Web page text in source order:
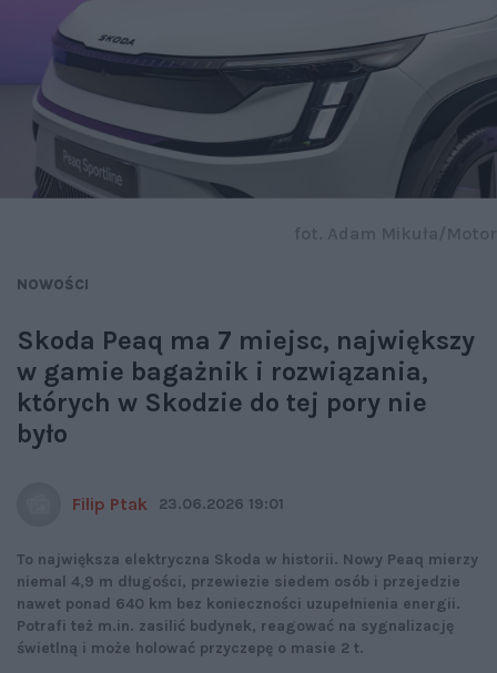
NOWOŚCI
Skoda Peaq ma 7 miejsc, największy
w gamie bagażnik i rozwiązania,
których w Skodzie do tej pory nie
było
Filip Ptak 23.06.2026 19:01
To największa elektryczna Skoda w historii. Nowy Peaq mierzy
niemal 4,9 m długości, przewiezie siedem osób i przejedzie
nawet ponad 640 km bez konieczności uzupełnienia energii.
Potrafi też m.in. zasilić budynek, reagować na sygnalizację
świetlną i może holować przyczepę o masie 2 t.